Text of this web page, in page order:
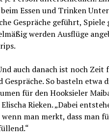
Essen und Trinken
Gespräche geführt, Spiele
werden Ausflüge
auch danach ist noch Zeit
So basteln etwa
für den Hooksieler
Rieken. „Dabei
man merkt, dass man